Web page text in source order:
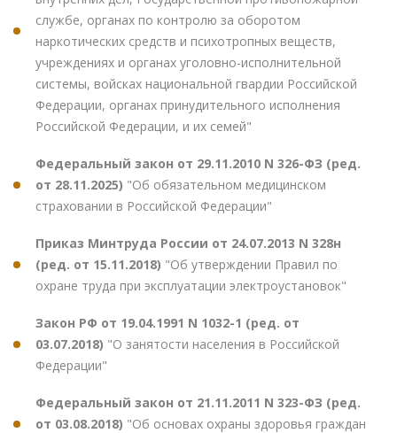
службе, органах по контролю за оборотом
наркотических средств и психотропных веществ,
учреждениях и органах уголовно-исполнительной
системы, войсках национальной гвардии Российской
Федерации, органах принудительного исполнения
Российской Федерации, и их семей"
Федеральный закон от 29.11.2010 N 326-ФЗ (ред.
от 28.11.2025) "Об обязательном медицинском
страховании в Российской Федерации"
Приказ Минтруда России от 24.07.2013 N 328н
(ред. от 15.11.2018) "Об утверждении Правил по
охране труда при эксплуатации электроустановок"
Закон РФ от 19.04.1991 N 1032-1 (ред. от
03.07.2018) "О занятости населения в Российской
Федерации"
Федеральный закон от 21.11.2011 N 323-ФЗ (ред.
от 03.08.2018) "Об основах охраны здоровья граждан